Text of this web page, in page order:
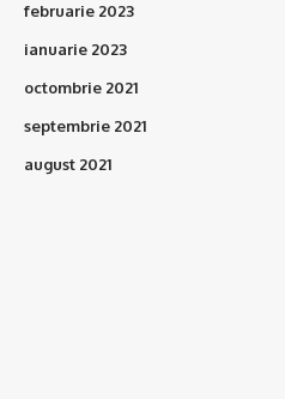
februarie 2023
ianuarie 2023
octombrie 2021
septembrie 2021
august 2021